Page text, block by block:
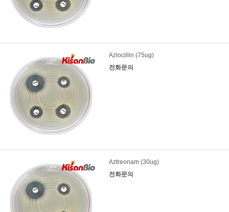
Azlocillin (75ug)
전화문의
Aztreonam (30ug)
전화문의